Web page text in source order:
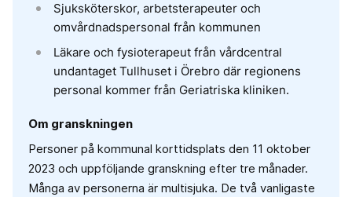
Sjuksköterskor, arbetsterapeuter och
omvårdnadspersonal från kommunen
Läkare och fysioterapeut från vårdcentral
undantaget Tullhuset i Örebro där regionens
personal kommer från Geriatriska kliniken.
Om granskningen
Personer på kommunal korttidsplats den 11 oktober
2023 och uppföljande granskning efter tre månader.
Många av personerna är multisjuka. De två vanligaste